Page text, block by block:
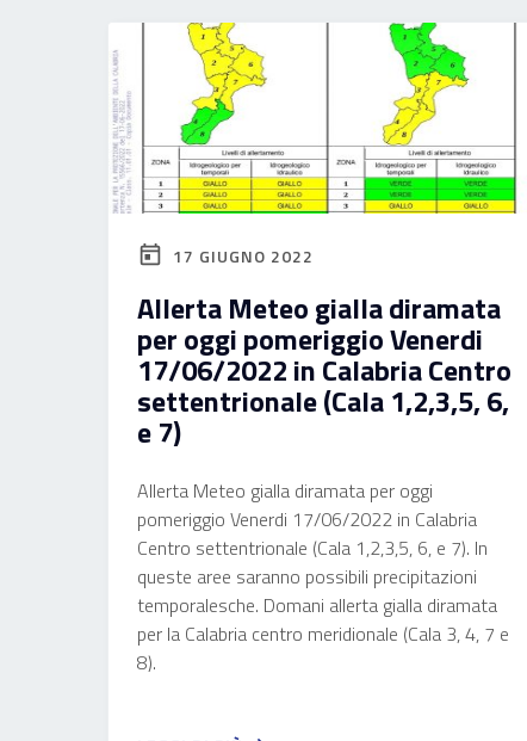
17 GIUGNO 2022
Allerta Meteo gialla diramata
per oggi pomeriggio Venerdi
17/06/2022 in Calabria Centro
settentrionale (Cala 1,2,3,5, 6,
e 7)
Allerta Meteo gialla diramata per oggi
pomeriggio Venerdi 17/06/2022 in Calabria
Centro settentrionale (Cala 1,2,3,5, 6, e 7). In
queste aree saranno possibili precipitazioni
temporalesche. Domani allerta gialla diramata
per la Calabria centro meridionale (Cala 3, 4, 7 e
8).